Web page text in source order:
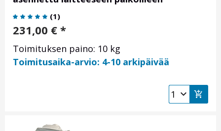
(1)
231,00 € *
Toimituksen paino: 10 kg
Toimitusaika-arvio: 4-10 arkipäivää